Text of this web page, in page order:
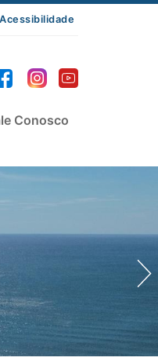
Acessibilidade
Conosco